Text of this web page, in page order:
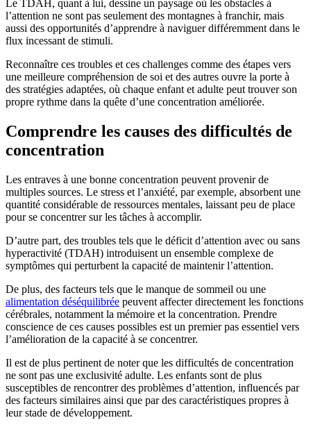
Le TDAH, quant à lui, dessine un paysage où les obstacles à
l’attention ne sont pas seulement des montagnes à franchir, mais
aussi des opportunités d’apprendre à naviguer différemment dans le
flux incessant de stimuli.
Reconnaître ces troubles et ces challenges comme des étapes vers
une meilleure compréhension de soi et des autres ouvre la porte à
des stratégies adaptées, où chaque enfant et adulte peut trouver son
propre rythme dans la quête d’une concentration améliorée.
Comprendre les causes des difficultés de
concentration
Les entraves à une bonne concentration peuvent provenir de
multiples sources. Le stress et l’anxiété, par exemple, absorbent une
quantité considérable de ressources mentales, laissant peu de place
pour se concentrer sur les tâches à accomplir.
D’autre part, des troubles tels que le déficit d’attention avec ou sans
hyperactivité (TDAH) introduisent un ensemble complexe de
symptômes qui perturbent la capacité de maintenir l’attention.
De plus, des facteurs tels que le manque de sommeil ou une
alimentation déséquilibrée peuvent affecter directement les fonctions
cérébrales, notamment la mémoire et la concentration. Prendre
conscience de ces causes possibles est un premier pas essentiel vers
l’amélioration de la capacité à se concentrer.
Il est de plus pertinent de noter que les difficultés de concentration
ne sont pas une exclusivité adulte. Les enfants sont de plus
susceptibles de rencontrer des problèmes d’attention, influencés par
des facteurs similaires ainsi que par des caractéristiques propres à
leur stade de développement.